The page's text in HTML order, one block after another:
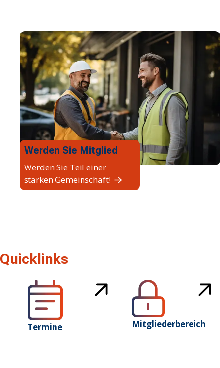
Werden Sie Mitglied
Werden Sie Teil einer
starken Gemeinschaft!
Quicklinks
Termine Mitgliederbereich